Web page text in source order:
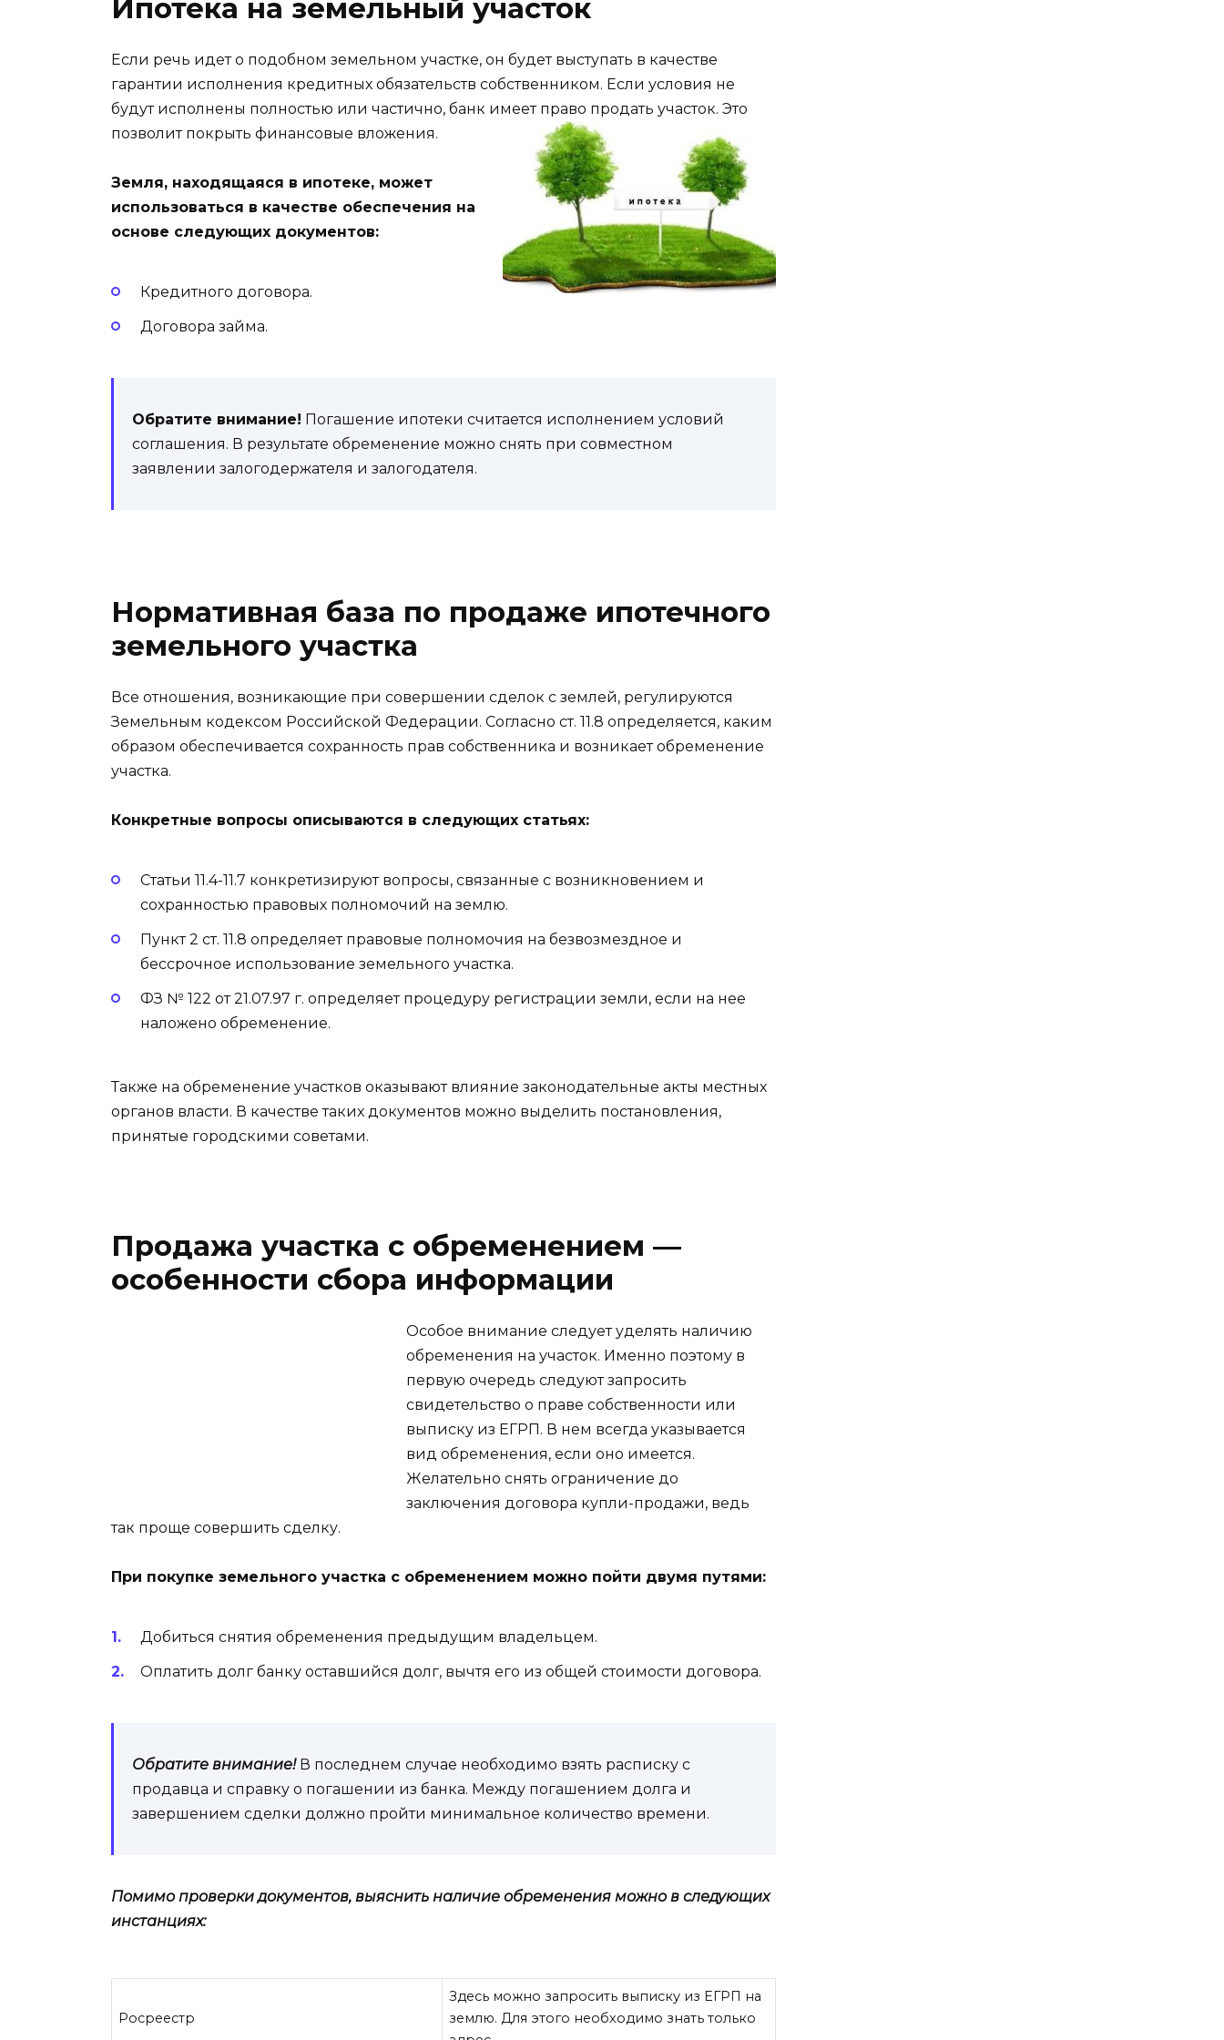
Ипотека на земельный участок
Если речь идет о подобном земельном участке, он будет выступать в качестве
гарантии исполнения кредитных обязательств собственником. Если условия не
будут исполнены полностью или частично, банк имеет право продать участок. Это
позволит покрыть финансовые вложения.
Земля, находящаяся в ипотеке, может
использоваться в качестве обеспечения на
основе следующих документов:
Кредитного договора.
Договора займа.
Обратите внимание! Погашение ипотеки считается исполнением условий
соглашения. В результате обременение можно снять при совместном
заявлении залогодержателя и залогодателя.
Нормативная база по продаже ипотечного
земельного участка
Все отношения, возникающие при совершении сделок с землей, регулируются
Земельным кодексом Российской Федерации. Согласно ст. 11.8 определяется, каким
образом обеспечивается сохранность прав собственника и возникает обременение
участка.
Конкретные вопросы описываются в следующих статьях:
Статьи 11.4-11.7 конкретизируют вопросы, связанные с возникновением и
сохранностью правовых полномочий на землю.
Пункт 2 ст. 11.8 определяет правовые полномочия на безвозмездное и
бессрочное использование земельного участка.
ФЗ № 122 от 21.07.97 г. определяет процедуру регистрации земли, если на нее
наложено обременение.
Также на обременение участков оказывают влияние законодательные акты местных
органов власти. В качестве таких документов можно выделить постановления,
принятые городскими советами.
Продажа участка с обременением —
особенности сбора информации
Особое внимание следует уделять наличию
обременения на участок. Именно поэтому в
первую очередь следуют запросить
свидетельство о праве собственности или
выписку из ЕГРП. В нем всегда указывается
вид обременения, если оно имеется.
Желательно снять ограничение до
заключения договора купли-продажи, ведь
так проще совершить сделку.
При покупке земельного участка с обременением можно пойти двумя путями:
Добиться снятия обременения предыдущим владельцем.
Оплатить долг банку оставшийся долг, вычтя его из общей стоимости договора.
Обратите внимание!В последнем случае необходимо взять расписку с
продавца и справку о погашении из банка. Между погашением долга и
завершением сделки должно пройти минимальное количество времени.
Помимо проверки документов, выяснить наличие обременения можно в следующих
инстанциях:
Росреестр
Здесь можно запросить выписку из ЕГРП на
землю. Для этого необходимо знать только